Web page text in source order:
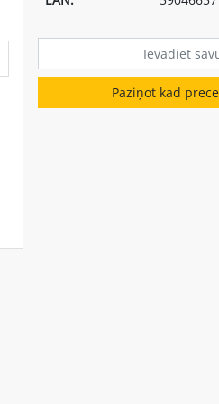
Paziņot kad